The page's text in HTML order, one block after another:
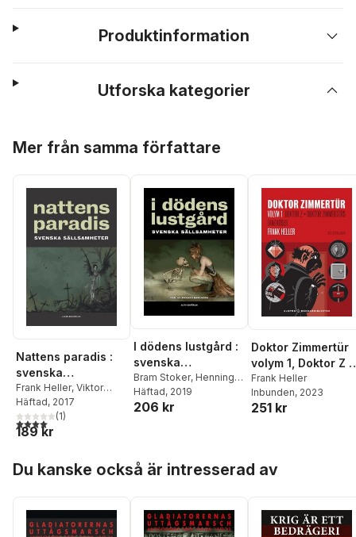
Produktinformation
Utforska kategorier
Mer från samma författare
Nattens paradis :
svenska
sällsamheter
Frank Heller, Viktor
Rydberg,Zacharias
Topelius,Runar Schildt
Anders Celsius
Per Gustaf Berg,
Falstaff Fakir
Wallengren
Hugo
Öberg
Häftad, 2017
4,0utav 5 stjärnor. Totalt antal röster:
(1)
189 kr
I dödens lustgård :
svenska
sällsamheter
Bram Stoker, Henning
Berger, Zacharias
Topelius
Häftad, 2019
206 kr
Doktor Zimmertür
volym 1, Doktor Z ;
D:r Zimmertürs
diagnoser
Frank Heller
Inbunden, 2023
251 kr
Du kanske också är intresserad av